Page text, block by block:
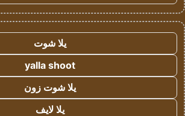
يلا شوت
yalla shoot
يلا شوت زون
يلا لايف